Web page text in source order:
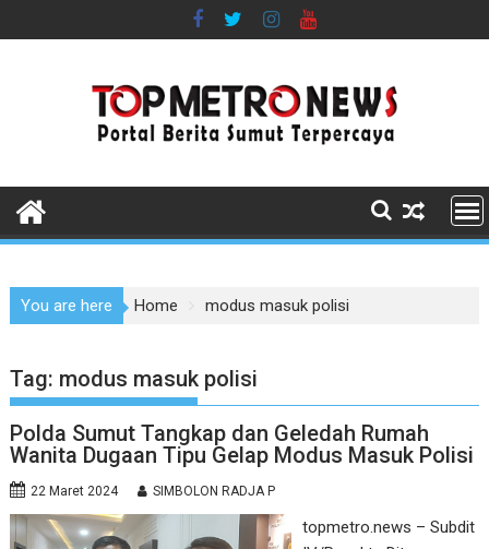
to
You are here Home modus masuk polisi
Tag: modus masuk polisi
Polda Sumut Tangkap dan Geledah Rumah
Wanita Dugaan Tipu Gelap Modus Masuk Polisi
22 Maret 2024 SIMBOLON RADJA P
topmetro.news – Subdit